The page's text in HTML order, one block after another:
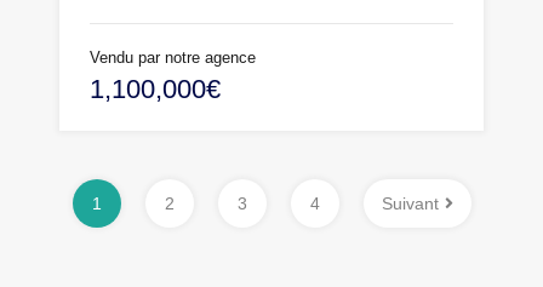
Vendu par notre agence
1,100,000€
1 2 3 4 Suivant